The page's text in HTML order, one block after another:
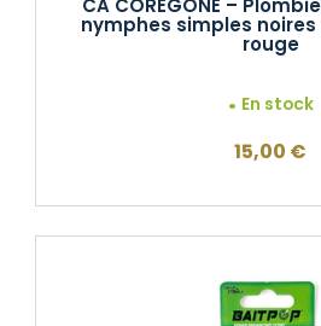
CA COREGONE –
nymphes simples
rouge
En stock
15,00 €